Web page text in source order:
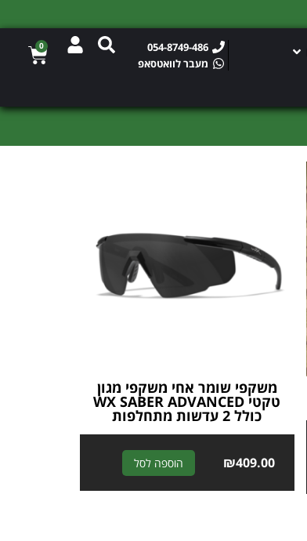
054-8749-486
מעבר לוואטסאפ
0
משקפי שומר אחי משקפי מגון
טקטי WX SABER ADVANCED
כולל 2 עדשות מתחלפות
₪409.00 הוספה לסל